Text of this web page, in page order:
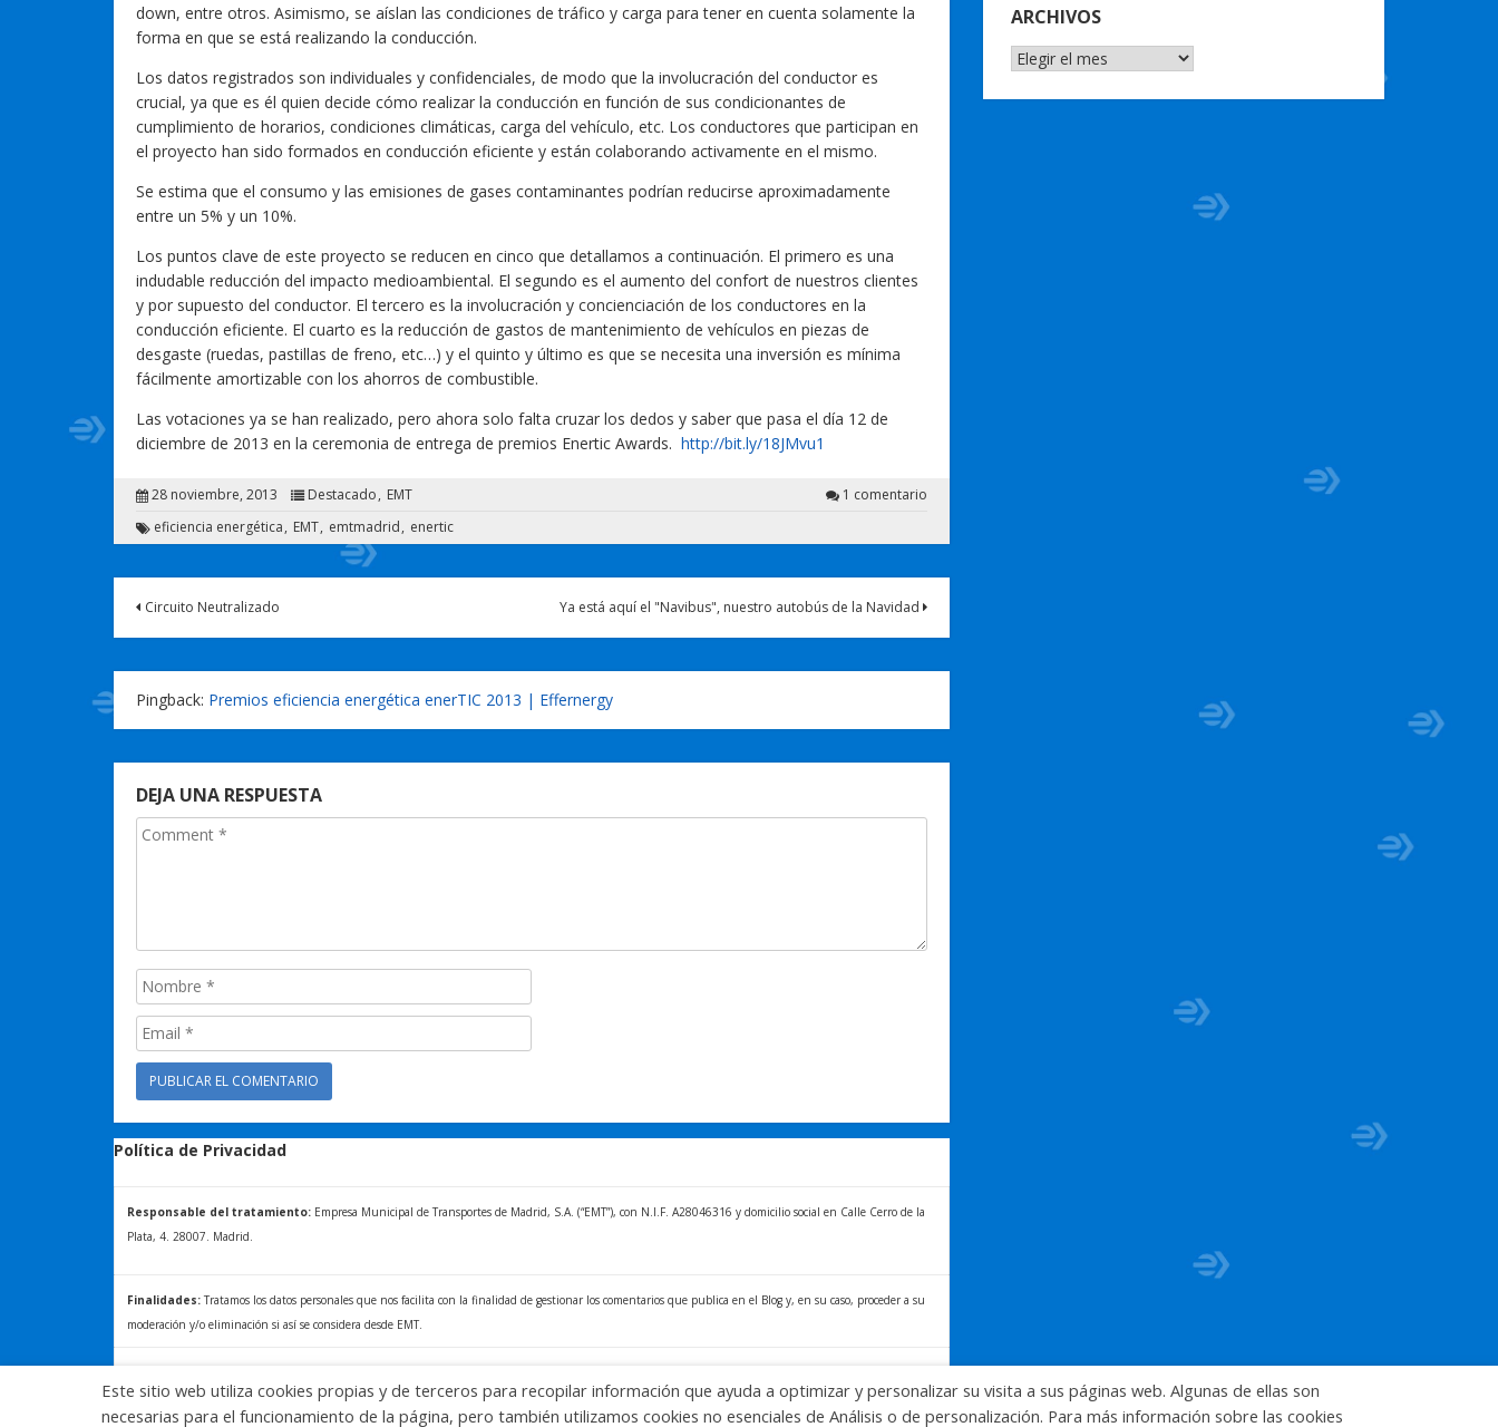
down, entre otros. Asimismo, se aíslan las condiciones de tráfico y carga para tener en cuenta solamente la
forma en que se está realizando la conducción.
Los datos registrados son individuales y confidenciales, de modo que la involucración del conductor es
crucial, ya que es él quien decide cómo realizar la conducción en función de sus condicionantes de
cumplimiento de horarios, condiciones climáticas, carga del vehículo, etc. Los conductores que participan en
el proyecto han sido formados en conducción eficiente y están colaborando activamente en el mismo.
Se estima que el consumo y las emisiones de gases contaminantes podrían reducirse aproximadamente
entre un 5% y un 10%.
Los puntos clave de este proyecto se reducen en cinco que detallamos a continuación. El primero es una
indudable reducción del impacto medioambiental. El segundo es el aumento del confort de nuestros clientes
y por supuesto del conductor. El tercero es la involucración y concienciación de los conductores en la
conducción eficiente. El cuarto es la reducción de gastos de mantenimiento de vehículos en piezas de
desgaste (ruedas, pastillas de freno, etc…) y el quinto y último es que se necesita una inversión es mínima
fácilmente amortizable con los ahorros de combustible.
Las votaciones ya se han realizado, pero ahora solo falta cruzar los dedos y saber que pasa el día 12 de
diciembre de 2013 en la ceremonia de entrega de premios Enertic Awards. http://bit.ly/18JMvu1
28 noviembre, 2013 Destacado EMT
1 comentario
eficiencia energética
EMT emtmadrid enertic
Circuito Neutralizado Ya está aquí el "Navibus", nuestro autobús de la Navidad
Pingback: Premios eficiencia energética enerTIC 2013 | Effernergy
DEJA UNA RESPUESTA
Política de Privacidad
Responsable del tratamiento:Empresa Municipal de Transportes de Madrid, S.A. (“EMT”), con N.I.F. A28046316 y domicilio social en Calle Cerro de la
Plata, 4. 28007. Madrid.
Finalidades:Tratamos los datos personales que nos facilita con la finalidad de gestionar los comentarios que publica en el Blog y, en su caso, proceder a su
moderación y/o eliminación si así se considera desde EMT.
acceder, a rectificar y a solicitar la supresión de sus datos. Para más información sobre el tratamiento de sus datos y la forma en que puede ejercer sus
derechos, consulte la Política de Privacidad de Blog EMT, disponible en: blog.emtmadrid.es/politica-de-privacidad
ARCHIVOS
ARCHIVOS
Este sitio web utiliza cookies propias y de terceros para recopilar información que ayuda a optimizar y personalizar su visita a sus páginas web. Algunas de ellas son
necesarias para el funcionamiento de la página, pero también utilizamos cookies no esenciales de Análisis o de personalización. Para más información sobre las cookies